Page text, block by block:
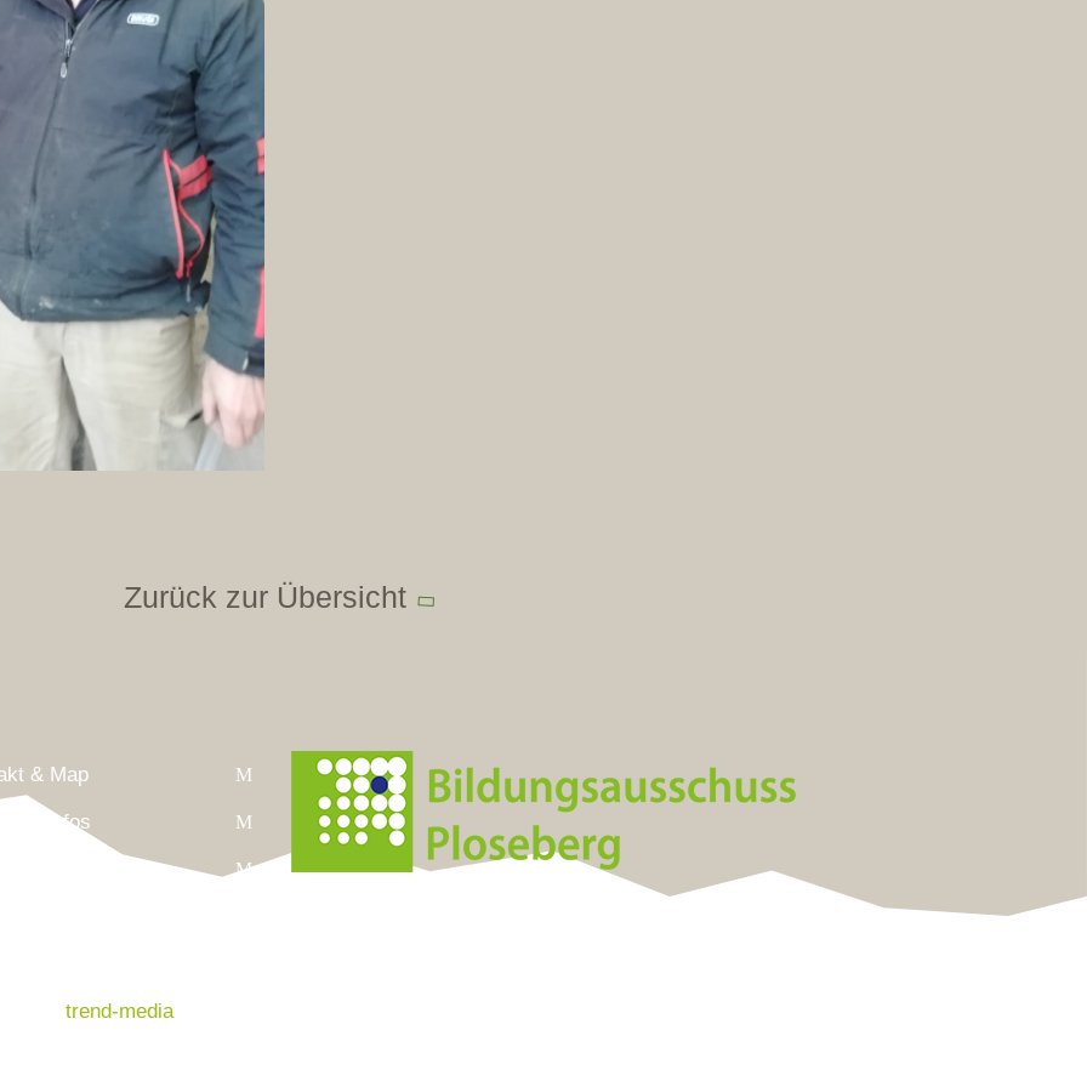
ist er wieder zuhause und geht der Arbeit am Hof nach. Einer dieser Händler war es auch, der
fragte. Daraufhin besuchte Thomas mit dem Händler einen Betrieb in Tirol, der seine
Die Sache gefiel ihm, und so hat er mit 30 Pflanzen Veilchen und ein paar Töpfen Wildkräutern
mehrere Tausend Veilchen, und sie werden nahezu täglich ausgeliefert, eben auch im
Den ganzen Winter über wachsen Sauerampfer, Gundel, Girsch & Co. und werden
Verteiler geliefert. Die Zusammenstellung dieser Wildkräuter liegt ganz beim Bauern, eine hohe
ist das natürlich einfacher, dann ist die Mischung richtig bunt und mit nahezu 30 Kräutern sehr
Asia Salate zum Tragen. Veilchen im Winter. Ist das nun harte Arbeit oder Leidenschaft?
und Freude an der Arbeit würde man es nicht machen. Thomas und seiner Familie gefällt die
sie am Anfang einer langen Kette und können durch ihre Ideen auch etwas steuern. Vielleicht
der nur ein paar Jahre anhält, fragt sich Thomas öfters. Aber für den Moment ist es eine schöne
Kräutern.
mittlerweile sehr gut aufgestellt, man kann ganzjährig, wetterunabhängig produzieren,
Die nächsten Produzenten sitzen in München, bzw. dann schon in Holland. Somit deckt
regional ab, und das nahezu ganzjährig. Es ist dieser Reiz, mit der Zeit mitzugehen und
gefällt. „Es ist toll, wenn man mit seinen Ideen Erfolg hat. Das motiviert natürlich, immer
ist nicht mit einem Bürojob vergleichbar. Vom Frühjahr bis in den Herbst sind wir von
Wenn da die Freude an der Arbeit fehlt, dann geht das nicht.“ Da hat Thomas sicher Recht. ////ab
Zurück zur Übersicht
& Map
Infos
bytrend-media
Kontakt